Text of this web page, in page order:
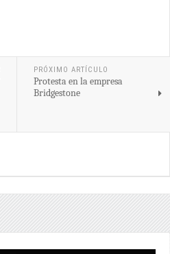
PRÓXIMO ARTÍCULO
Protesta en la empresa
Bridgestone